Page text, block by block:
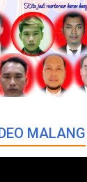
MALANG